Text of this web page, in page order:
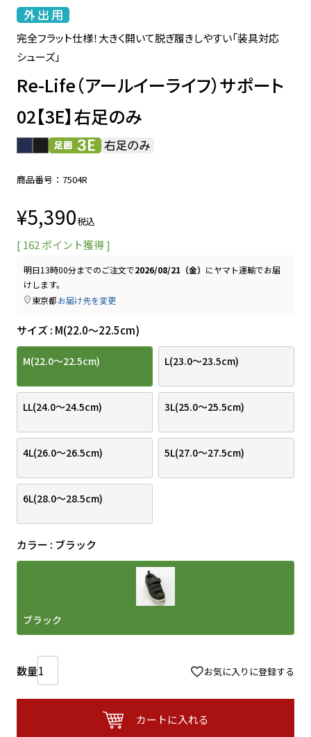
完全フラット仕様！大きく開いて脱ぎ履きしやすい「装具対応
シューズ」
Re-Life（アールイーライフ）サポート
02【3E】右足のみ
商品番号 7504R
¥5,390税込
[ 162 ポイント獲得 ]
明日13時00分までのご注文で2026/08/21（金） にヤマト運輸でお届
けします。
東京都お届け先を変更
サイズ M(22.0～22.5cm)
M(22.0～22.5cm) L(23.0～23.5cm)
LL(24.0～24.5cm) 3L(25.0～25.5cm)
4L(26.0～26.5cm) 5L(27.0～27.5cm)
6L(28.0～28.5cm)
カラー ブラック
ブラック
お気に入りに登録する
カートに入れる